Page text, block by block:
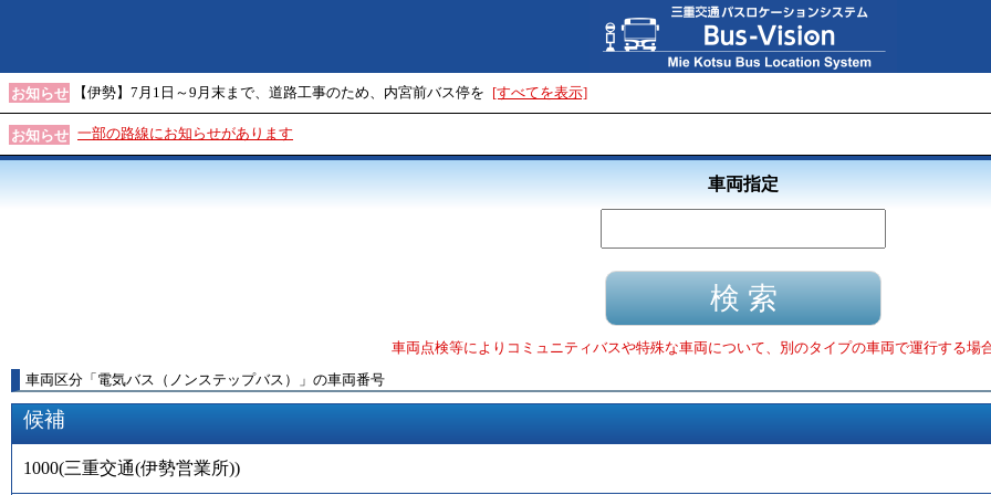
お知らせ 【伊勢】7月1日～9月末まで、道路工事のため、内宮前バス停を [すべてを表示]
お知らせ 一部の路線にお知らせがあります
車両指定
車両点検等によりコミュニティバスや特殊な車両について、別のタイプの車両で運行する場
車両区分 「 電気バス（ノンステップバス） 」 の車両番号
候補
1000(三重交通(伊勢営業所))